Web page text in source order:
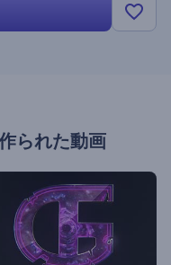
られた動画